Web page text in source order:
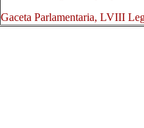
Gaceta Parlamentaria, LVIII